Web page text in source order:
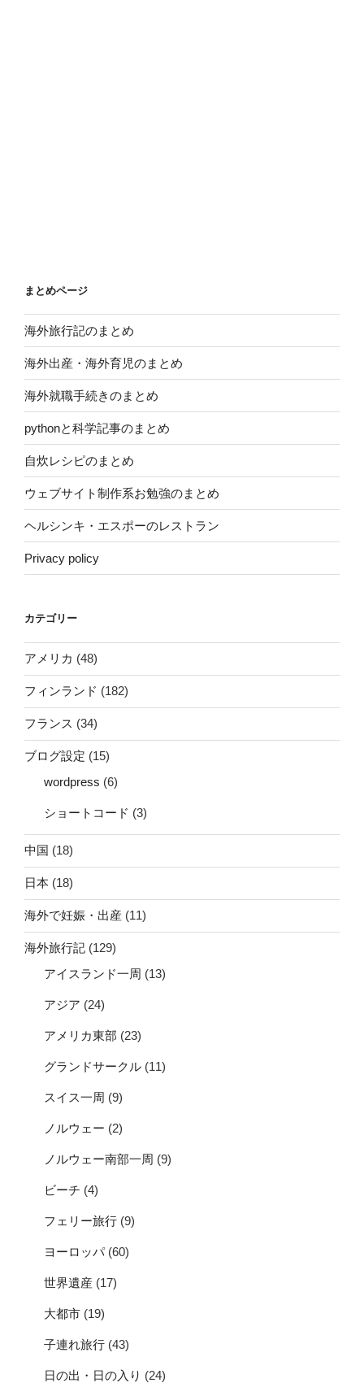
まとめページ
海外旅行記のまとめ
海外出産・海外育児のまとめ
海外就職手続きのまとめ
pythonと科学記事のまとめ
自炊レシピのまとめ
ウェブサイト制作系お勉強のまとめ
ヘルシンキ・エスポーのレストラン
Privacy policy
カテゴリー
アメリカ (48)
フィンランド (182)
フランス (34)
ブログ設定 (15)
wordpress (6)
ショートコード (3)
中国 (18)
日本 (18)
海外で妊娠・出産 (11)
海外旅行記 (129)
アイスランド一周 (13)
アジア (24)
アメリカ東部 (23)
グランドサークル (11)
スイス一周 (9)
ノルウェー (2)
ノルウェー南部一周 (9)
ビーチ (4)
フェリー旅行 (9)
ヨーロッパ(60)
世界遺産 (17)
大都市 (19)
子連れ旅行 (43)
日の出・日の入り (24)